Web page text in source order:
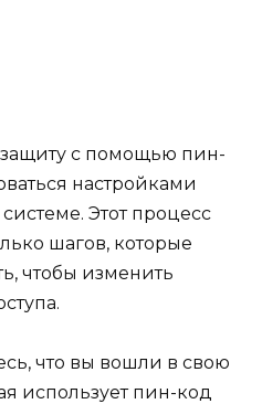
защиту с помощью пин-
настройками
Этот процесс
шагов, которые
чтобы изменить
что вы вошли в свою
использует пин-код